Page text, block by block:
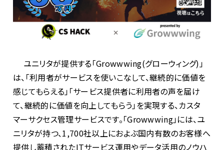
ユニリタが提供する「Growwwing(グローウィング)」
は、「利用者がサービスを使いこなして、継続的に価値を
感じてもらえる」「サービス提供者に利用者の声を届け
て、継続的に価値を向上してもらう」を実現する、カスタ
マーサクセス管理サービスです。「Growwwing」には、ユ
ニリタが持つ、1,700社以上におよぶ国内有数のお客様へ
提供し蓄積されたITサービス運用やデータ活用のノウハ